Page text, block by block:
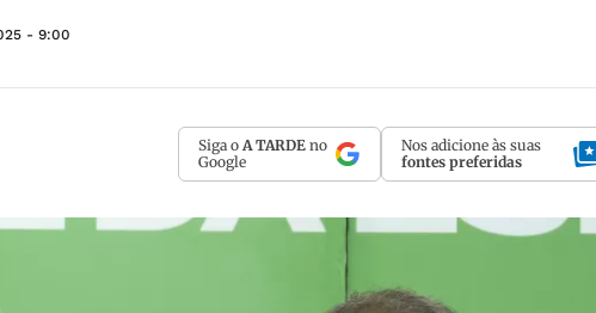
- 9:00
Siga o A TARDE no
Google
Nos adicione às suas
fontes preferidas